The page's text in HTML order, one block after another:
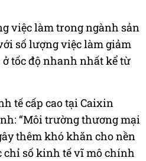
việc làm trong ngành sản
số lượng việc làm giảm
tốc độ nhanh nhất kể từ
tế cấp cao tại Caixin
“Môi trường thương mại
thêm khó khăn cho nền
chỉ số kinh tế vĩ mô chính